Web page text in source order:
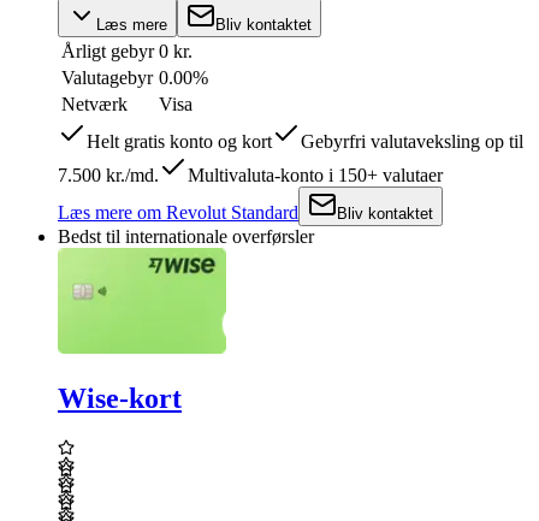
Læs mere Bliv kontaktet
Årligt gebyr 0 kr.
Valutagebyr 0.00%
Netværk
Visa
Helt gratis konto og kort
Gebyrfri valutaveksling op til
7.500 kr./md.
Multivaluta-konto i 150+ valutaer
Læs mere om Revolut Standard Bliv kontaktet
Bedst til internationale overførsler
Wise-kort